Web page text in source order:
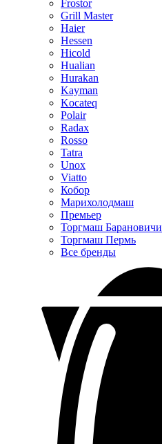
Frostor
Grill Master
Haier
Hessen
Hicold
Hualian
Hurakan
Kayman
Kocateq
Polair
Radax
Rosso
Tatra
Unox
Viatto
Кобор
Марихолодмаш
Премьер
Торгмаш Барановичи
Торгмаш Пермь
Все бренды